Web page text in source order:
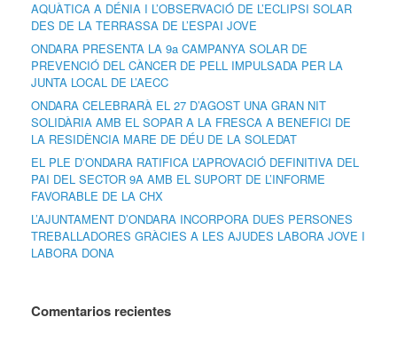
AQUÀTICA A DÉNIA I L’OBSERVACIÓ DE L’ECLIPSI SOLAR
DES DE LA TERRASSA DE L’ESPAI JOVE
ONDARA PRESENTA LA 9a CAMPANYA SOLAR DE
PREVENCIÓ DEL CÀNCER DE PELL IMPULSADA PER LA
JUNTA LOCAL DE L’AECC
ONDARA CELEBRARÀ EL 27 D’AGOST UNA GRAN NIT
SOLIDÀRIA AMB EL SOPAR A LA FRESCA A BENEFICI DE
LA RESIDÈNCIA MARE DE DÉU DE LA SOLEDAT
EL PLE D’ONDARA RATIFICA L’APROVACIÓ DEFINITIVA DEL
PAI DEL SECTOR 9A AMB EL SUPORT DE L’INFORME
FAVORABLE DE LA CHX
L’AJUNTAMENT D’ONDARA INCORPORA DUES PERSONES
TREBALLADORES GRÀCIES A LES AJUDES LABORA JOVE I
LABORA DONA
Comentarios recientes